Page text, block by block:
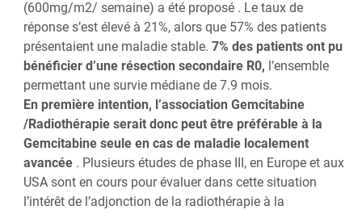
(600mg/m2/ semaine) a été proposé . Le taux de
réponse s’est élevé à 21%, alors que 57% des patients
présentaient une maladie stable. 7% des patients ont pu
bénéficier d’une résection secondaire R0, l’ensemble
permettant une survie médiane de 7.9 mois.
En première intention, l’association Gemcitabine
/Radiothérapie serait donc peut être préférable à la
Gemcitabine seule en cas de maladie localement
avancée. Plusieurs études de phase III, en Europe et aux
USA sont en cours pour évaluer dans cette situation
l’intérêt de l’adjonction de la radiothérapie à la